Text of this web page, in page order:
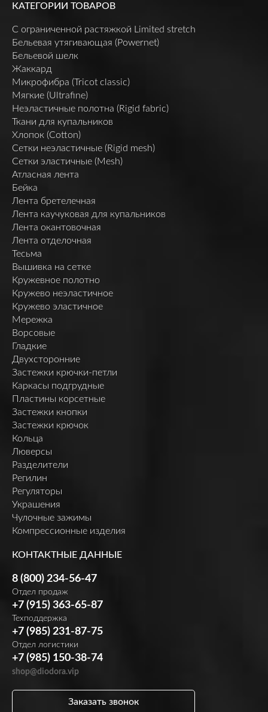
КАТЕГОРИИ ТОВАРОВ
C ограниченной растяжкой Limited stretch
Бельевая утягивающая (Powernet)
Бельевой шелк
Жаккард
Микрофибра (Tricot classic)
Мягкие (Ultrafine)
Неэластичные полотна (Rigid fabric)
Ткани для купальников
Хлопок (Cotton)
Сетки неэластичные (Rigid mesh)
Сетки эластичные (Mesh)
Атласная лента
Бейка
Лента бретелечная
Лента каучуковая для купальников
Лента окантовочная
Лента отделочная
Тесьма
Вышивка на сетке
Кружевное полотно
Кружево неэластичное
Кружево эластичное
Мережка
Ворсовые
Гладкие
Двухсторонние
Застежки крючки-петли
Каркасы подгрудные
Пластины корсетные
Застежки кнопки
Застежки крючок
Кольца
Люверсы
Разделители
Регилин
Регуляторы
Украшения
Чулочные зажимы
Компрессионные изделия
КОНТАКТНЫЕ ДАННЫЕ
8 (800) 234-56-47
Отдел продаж
+7 (915) 363-65-87
Техподдержка
+7 (985) 231-87-75
Отдел логистики
+7 (985) 150-38-74
shop@diodora.vip
Заказать звонок